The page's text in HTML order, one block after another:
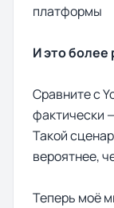
платформы
И это более
Сравните с
фактически
Такой
вероятнее,
Теперь моё